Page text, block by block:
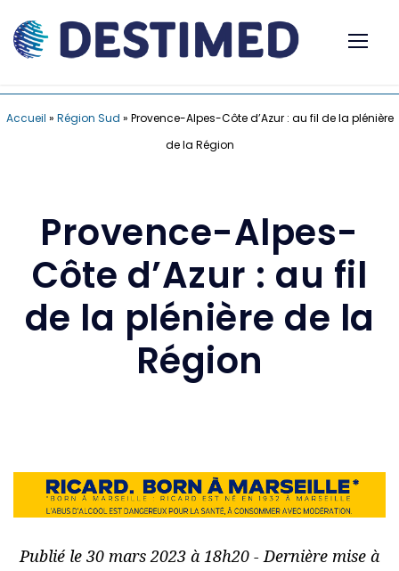
Accueil » Région Sud » Provence-Alpes-Côte d’Azur : au fil de la plénière
de la Région
Provence-Alpes-
Côte d’Azur : au fil
de la plénière de la
Région
Publié le 30 mars 2023 à 18h20 - Dernière mise à